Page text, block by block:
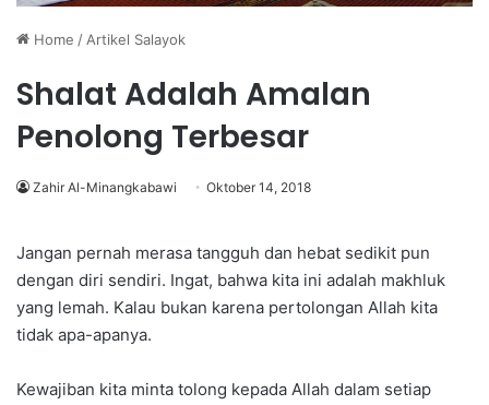
Home /Artikel Salayok
Shalat Adalah Amalan
Penolong Terbesar
Zahir Al-Minangkabawi Oktober 14, 2018
Jangan pernah merasa tangguh dan hebat sedikit pun
dengan diri sendiri. Ingat, bahwa kita ini adalah makhluk
yang lemah. Kalau bukan karena pertolongan Allah kita
tidak apa-apanya.
Kewajiban kita minta tolong kepada Allah dalam setiap